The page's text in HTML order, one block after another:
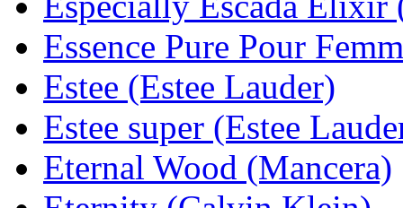
Essence Pure Pour
Estee (Estee Lauder)
Estee super (Estee
Eternal Wood (Mancera)